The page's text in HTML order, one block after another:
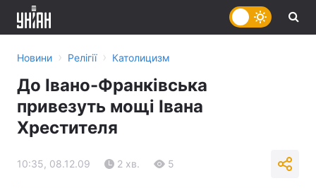
Новини › Релігії › Католицизм
До Івано-Франківська
привезуть мощі Івана
Хрестителя
10:35, 08.12.09 2 хв. 5